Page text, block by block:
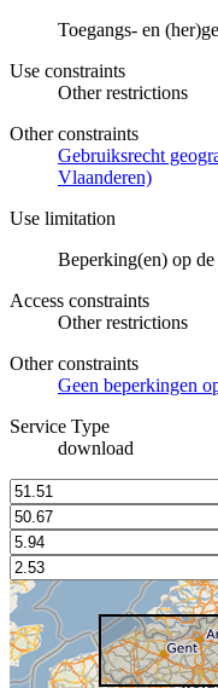
Toegangs- en
Use constraints
Other restrictions
Other constraints
Gebruiksrecht
Vlaanderen)
Use limitation
Beperking(en) op
Access constraints
Other restrictions
Other constraints
Geen beperkingen
Service Type
download